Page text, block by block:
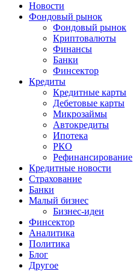
Новости
Фондовый рынок
Фондовый рынок
Криптовалюты
Финансы
Банки
Финсектор
Кредиты
Кредитные карты
Дебетовые карты
Микрозаймы
Автокредиты
Ипотека
РКО
Рефинансирование
Кредитные новости
Страхование
Банки
Малый бизнес
Бизнес-идеи
Финсектор
Аналитика
Политика
Блог
Другое